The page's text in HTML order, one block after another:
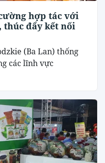
hợp tác với
thúc đẩy kết nối
(Ba Lan) thống
các lĩnh vực